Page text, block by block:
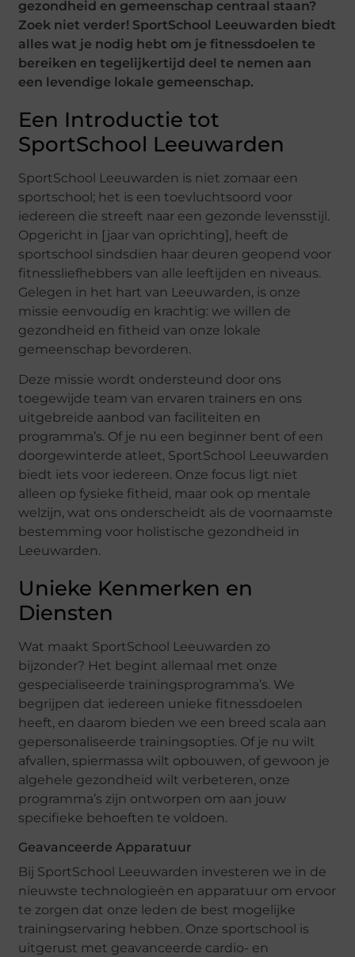
gezondheid en gemeenschap centraal staan?
Zoek niet verder! SportSchool Leeuwarden biedt
alles wat je nodig hebt om je fitnessdoelen te
bereiken en tegelijkertijd deel te nemen aan
een levendige lokale gemeenschap.
Een Introductie tot
SportSchool Leeuwarden
SportSchool Leeuwarden is niet zomaar een
sportschool; het is een toevluchtsoord voor
iedereen die streeft naar een gezonde levensstijl.
Opgericht in [jaar van oprichting], heeft de
sportschool sindsdien haar deuren geopend voor
fitnessliefhebbers van alle leeftijden en niveaus.
Gelegen in het hart van Leeuwarden, is onze
missie eenvoudig en krachtig: we willen de
gezondheid en fitheid van onze lokale
gemeenschap bevorderen.
Deze missie wordt ondersteund door ons
toegewijde team van ervaren trainers en ons
uitgebreide aanbod van faciliteiten en
programma’s. Of je nu een beginner bent of een
doorgewinterde atleet, SportSchool Leeuwarden
biedt iets voor iedereen. Onze focus ligt niet
alleen op fysieke fitheid, maar ook op mentale
welzijn, wat ons onderscheidt als de voornaamste
bestemming voor holistische gezondheid in
Leeuwarden.
Unieke Kenmerken en
Diensten
Wat maakt SportSchool Leeuwarden zo
bijzonder? Het begint allemaal met onze
gespecialiseerde trainingsprogramma’s. We
begrijpen dat iedereen unieke fitnessdoelen
heeft, en daarom bieden we een breed scala aan
gepersonaliseerde trainingsopties. Of je nu wilt
afvallen, spiermassa wilt opbouwen, of gewoon je
algehele gezondheid wilt verbeteren, onze
programma’s zijn ontworpen om aan jouw
specifieke behoeften te voldoen.
Geavanceerde Apparatuur
Bij SportSchool Leeuwarden investeren we in de
nieuwste technologieën en apparatuur om ervoor
te zorgen dat onze leden de best mogelijke
trainingservaring hebben. Onze sportschool is
uitgerust met geavanceerde cardio- en